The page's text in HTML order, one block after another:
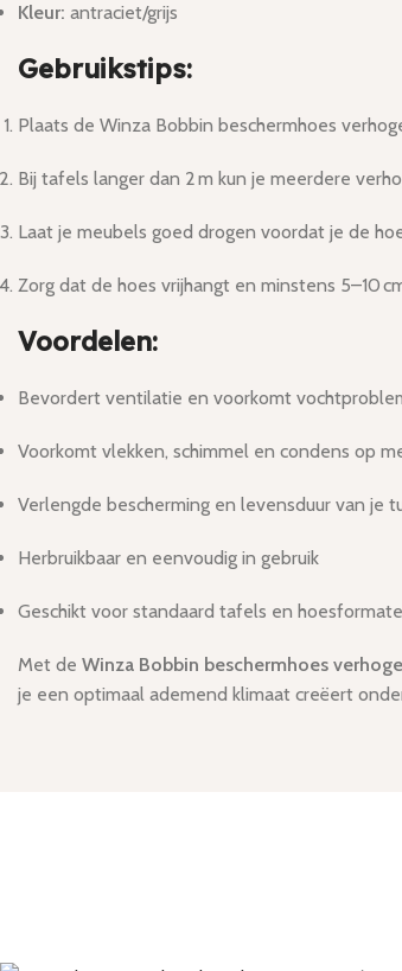
Kleur: antraciet/grijs
Gebruikstips:
Plaats de Winza Bobbin beschermhoes
Bij tafels langer dan 2 m kun je meerdere
Laat je meubels goed drogen voordat je de
Zorg dat de hoes vrijhangt en minstens 5–10
Voordelen:
Bevordert ventilatie en voorkomt
Voorkomt vlekken, schimmel en condens op
Verlengde bescherming en levensduur van je
Herbruikbaar en eenvoudig in gebruik
Geschikt voor standaard tafels en
Met de Winza Bobbin beschermhoes
je een optimaal ademend klimaat creëert